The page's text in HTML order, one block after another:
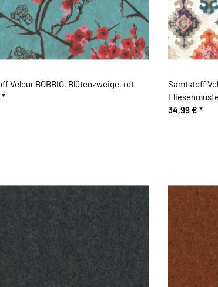
Velour BOBBIO, Blütenzweige, rot
*
Samtstoff
34,99 € *